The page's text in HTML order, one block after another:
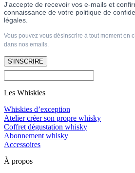
J'accepte de recevoir vos e-mails et
connaissance de votre politique de
légales.
Vous pouvez vous désinscrire à tout moment en
dans nos emails.
S'INSCRIRE
Les Whiskies
Whiskies d’exception
Atelier créer son propre whisky
Coffret dégustation whisky
Abonnement whisky
Accessoires
À propos